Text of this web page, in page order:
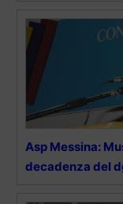
Asp Messina:
decadenza del